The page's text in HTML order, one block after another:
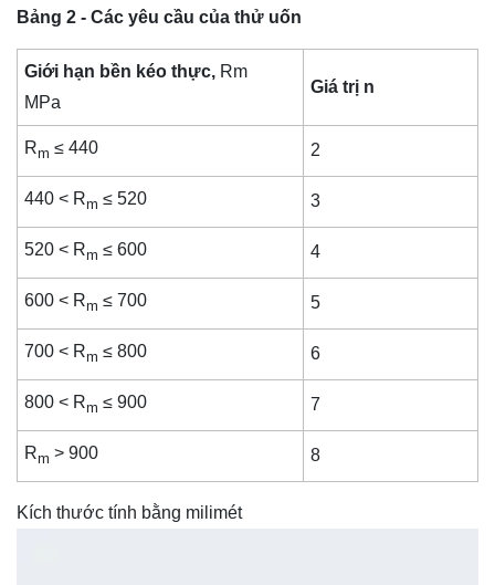
Bảng 2 - Các yêu cầu của thử uốn
Giới hạn bền kéo thực, Rm
MPa
Giá trị n
Rm ≤ 440 2
440 < Rm ≤ 520 3
520 < Rm ≤ 600 4
600 < Rm ≤ 700 5
700 < Rm ≤ 800 6
800 < Rm ≤ 900 7
Rm > 900 8
Kích thước tính bằng milimét